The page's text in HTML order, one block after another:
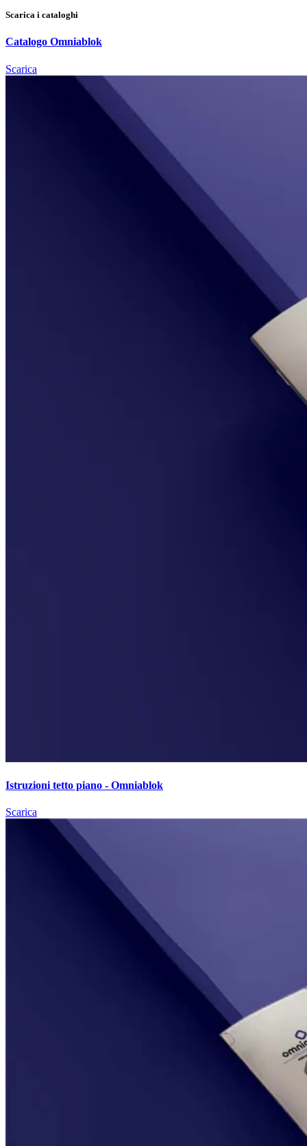
Scarica i cataloghi
Catalogo Omniablok
Scarica
Istruzioni tetto piano - Omniablok
Scarica